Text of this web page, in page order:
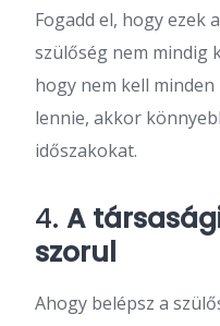
Fogadd el, hogy ezek
szülőség nem mindig
hogy nem kell
lennie, akkor
időszakokat.
4. A
szorul
Ahogy belépsz a